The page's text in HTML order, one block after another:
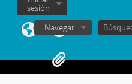
sesión
Navegar